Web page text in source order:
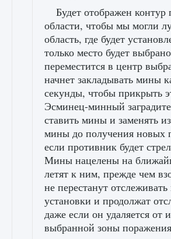
Будет отображен
области, чтобы мы могли
область, где будет
только место будет
переместится в центр
начнет закладывать мины
секунды, чтобы прикрыть
Эсминец-минный
ставить мины и заменять
мины до получения новых
если противник будет
Мины нацелены на
летят к ним, прежде чем
не перестанут
установки и продолжат
даже если он удаляется от
выбранной зоны